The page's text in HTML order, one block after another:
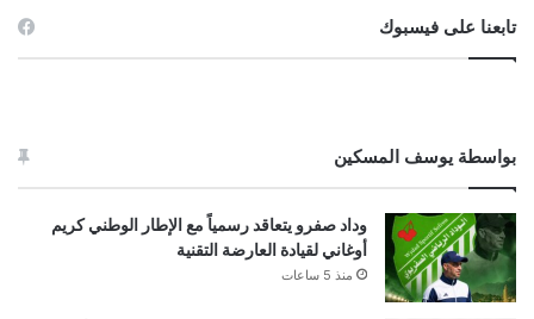
تابعنا على فيسبوك
بواسطة يوسف المسكين
وداد صفرو يتعاقد رسمياً مع الإطار الوطني كريم
أوغاني لقيادة العارضة التقنية
منذ 5 ساعات